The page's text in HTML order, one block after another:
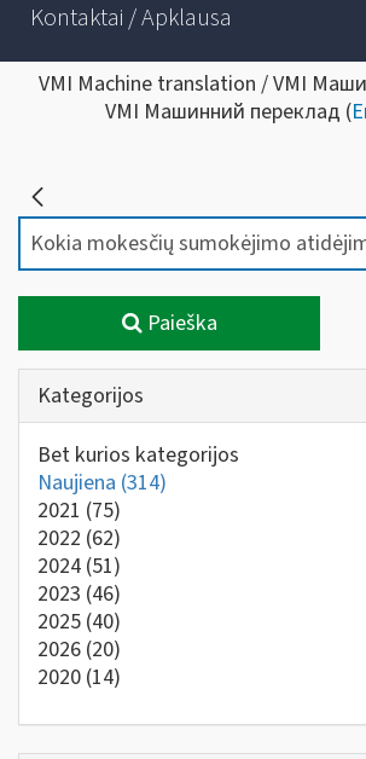
Kontaktai / Apklausa
VMI Machine translation / VMI
VMI Машинний переклад (
Paieška
Kategorijos
Bet kurios kategorijos
Naujiena (314)
2021 (75)
2022 (62)
2024 (51)
2023 (46)
2025 (40)
2026 (20)
2020 (14)